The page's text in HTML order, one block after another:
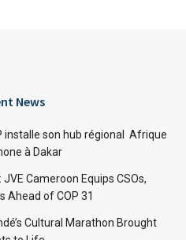
News
installe son hub régional Afrique
à Dakar
Cameroon Equips CSOs,
Ahead of COP 31
Cultural Marathon Brought